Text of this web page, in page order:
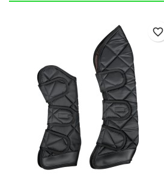
favorite_border